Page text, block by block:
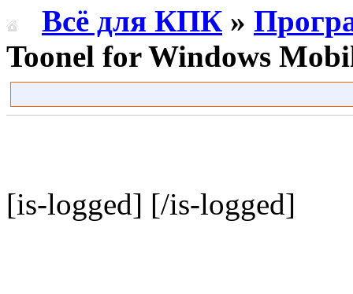
Всё для КПК »
Toonel for Windows
[is-logged] [/is-logged]